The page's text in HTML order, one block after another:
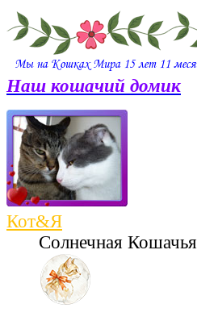
Наш кошачий домик
Кот&Я
Солнечная